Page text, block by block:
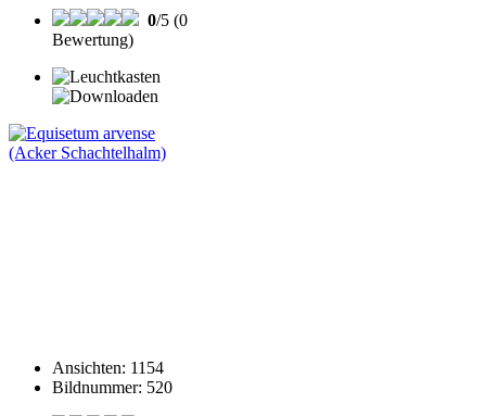
0/5 (0
Bewertung)
Ansichten: 1154
Bildnummer: 520